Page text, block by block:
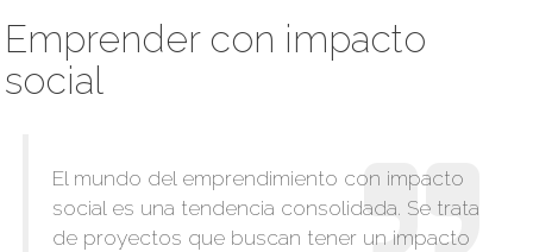
Emprender con impacto
social
El mundo del emprendimiento con impacto
social es una tendencia consolidada. Se trata
de proyectos que buscan tener un impacto